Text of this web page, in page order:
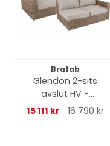
Brafab
Glendon 2-sits
avslut HV -
rustic/beige dyna
15 111 kr 16 790 kr